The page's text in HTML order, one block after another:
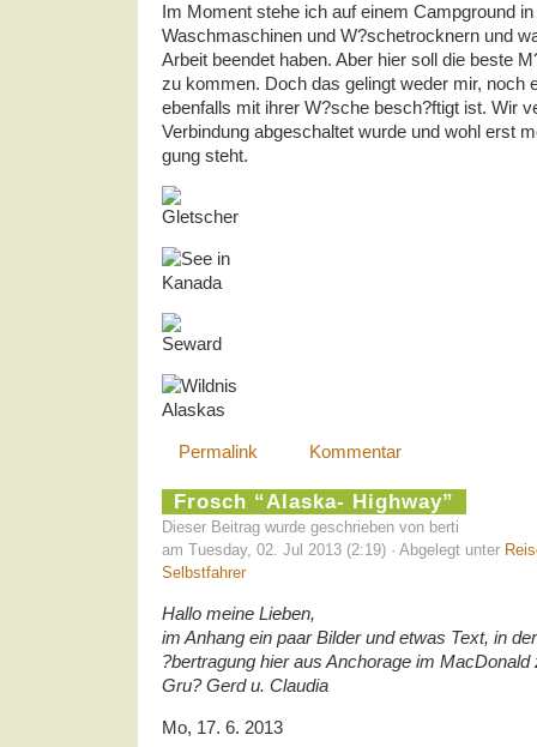
Im Moment stehe ich auf einem Campground
Waschmaschinen und W?schetrocknern und
Arbeit beendet haben. Aber hier soll die beste
zu kommen. Doch das gelingt weder mir, noch
ebenfalls mit ihrer W?sche besch?ftigt ist. Wir
Verbindung abgeschaltet wurde und wohl erst
gung steht.
Permalink Kommentar
Frosch “Alaska- Highway”
Dieser Beitrag wurde geschrieben von berti
am Tuesday, 02. Jul 2013 (2:19) · Abgelegt unter
Selbstfahrer
Hallo meine Lieben,
im Anhang ein paar Bilder und etwas Text, in
?bertragung hier aus Anchorage im
Gru? Gerd u. Claudia
Mo, 17. 6. 2013